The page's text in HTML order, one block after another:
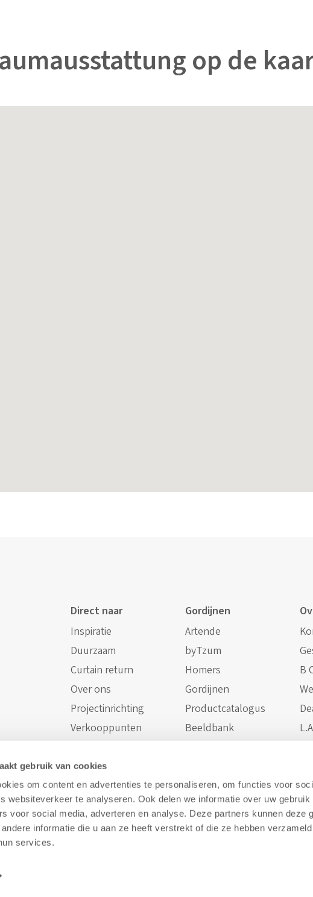
gebruik van cookies
om content en advertenties te personaliseren, om functies voor
websiteverkeer te analyseren. Ook delen we informatie over uw
voor social media, adverteren en analyse. Deze partners kunnen deze
informatie die u aan ze heeft verstrekt of die ze hebben
services.
op de
Direct naar
Inspiratie
Duurzaam
Curtain return
Over ons
Projectinrichting
Verkooppunten
Gordijnen
Artende
byTzum
Homers
Gordijnen
Productcatalogus
Beeldbank
B